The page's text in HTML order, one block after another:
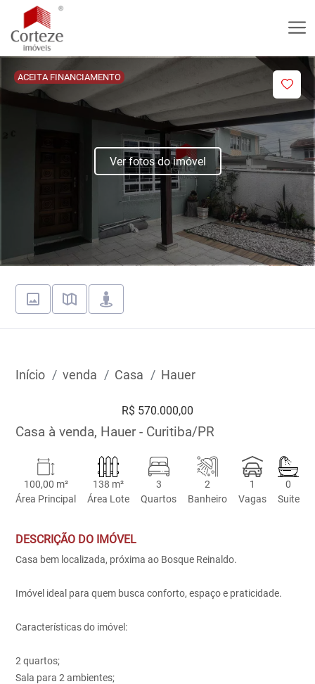
ACEITA FINANCIAMENTO
Ver fotos do imóvel
Início venda Casa Hauer
R$ 570.000,00
Casa à venda, Hauer - Curitiba/PR
100,00 m²
Área Principal
138 m²
Área Lote
3
Quartos
2
Banheiro
1
Vagas
0
Suite
DESCRIÇÃO DO IMÓVEL
Casa bem localizada, próxima ao Bosque Reinaldo.
Imóvel ideal para quem busca conforto, espaço e praticidade.
Características do imóvel:
2 quartos;
Sala para 2 ambientes;